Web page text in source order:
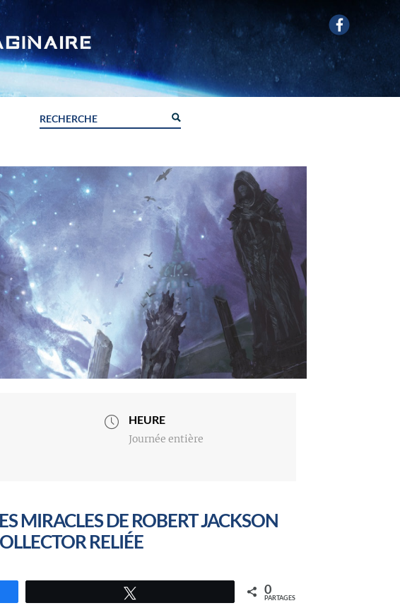
HEURE
Journée entière
MIRACLES DE ROBERT JACKSON
RELIÉE
0
PARTAGES